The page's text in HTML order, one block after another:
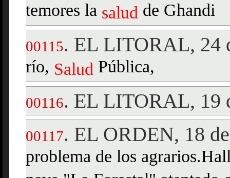
temores la salud de Ghandi
00115. EL LITORAL, 24
río, Salud Pública,
00116. EL LITORAL, 19
00117. EL ORDEN, 18
problema de los